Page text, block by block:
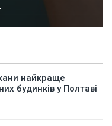
найкраще
будинків у Полтаві